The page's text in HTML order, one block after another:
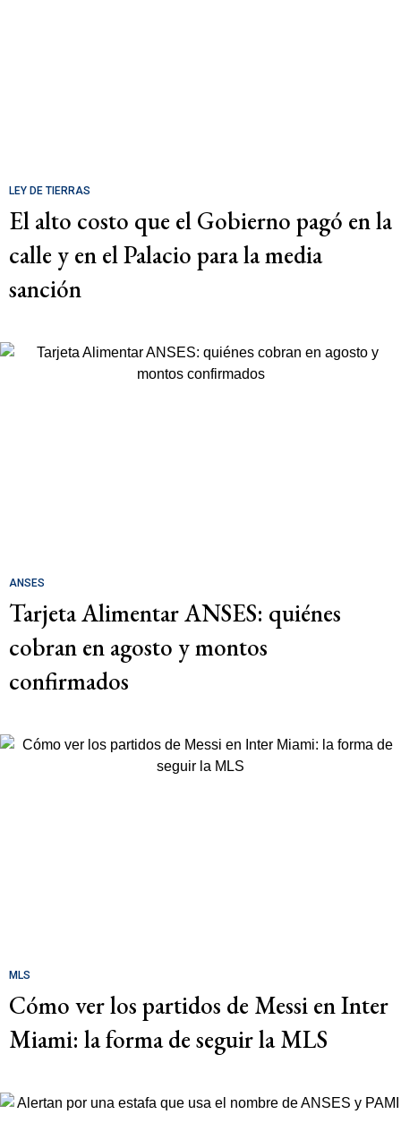
LEY DE TIERRAS
El alto costo que el Gobierno pagó en la
calle y en el Palacio para la media
sanción
ANSES
Tarjeta Alimentar ANSES: quiénes
cobran en agosto y montos
confirmados
MLS
Cómo ver los partidos de Messi en Inter
Miami: la forma de seguir la MLS